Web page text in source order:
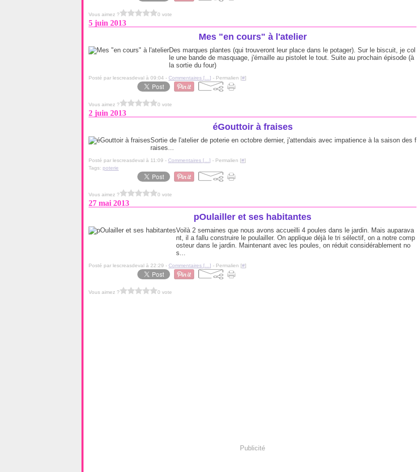
Vous aimez ? 0 vote
5 juin 2013
Mes "en cours" à l'atelier
Des marques plantes (qui trouveront leur place dans le potager). Sur le biscuit, je col
le une bande de masquage, j'émaille au pistolet le tout. Suite au prochain épisode (à
la sortie du four)
Posté par lescreasdeval à 09:04 - Commentaires [ ] - Permalien [#]
Vous aimez ? 0 vote
2 juin 2013
éGouttoir à fraises
Sortie de l'atelier de poterie en octobre dernier, j'attendais avec impatience à la saison des f
raises...
Posté par lescreasdeval à 11:09 - Commentaires [ ] - Permalien [#]
Tags: poterie
Vous aimez ? 0 vote
27 mai 2013
pOulailler et ses habitantes
Voilà 2 semaines que nous avons accueilli 4 poules dans le jardin. Mais auparava
nt, il a fallu construire le poulailler. On applique déjà le tri sélectif, on a notre comp
osteur dans le jardin. Maintenant avec les poules, on réduit considérablement no
s...
Posté par lescreasdeval à 22:29 - Commentaires [ ] - Permalien [#]
Vous aimez ? 0 vote
Publicité